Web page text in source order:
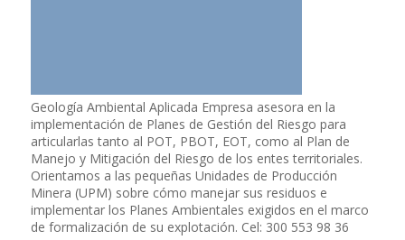
Geología Ambiental Aplicada Empresa asesora en la
implementación de Planes de Gestión del Riesgo para
articularlas tanto al POT, PBOT, EOT, como al Plan de
Manejo y Mitigación del Riesgo de los entes territoriales.
Orientamos a las pequeñas Unidades de Producción
Minera (UPM) sobre cómo manejar sus residuos e
implementar los Planes Ambientales exigidos en el marco
de formalización de su explotación. Cel: 300 553 98 36